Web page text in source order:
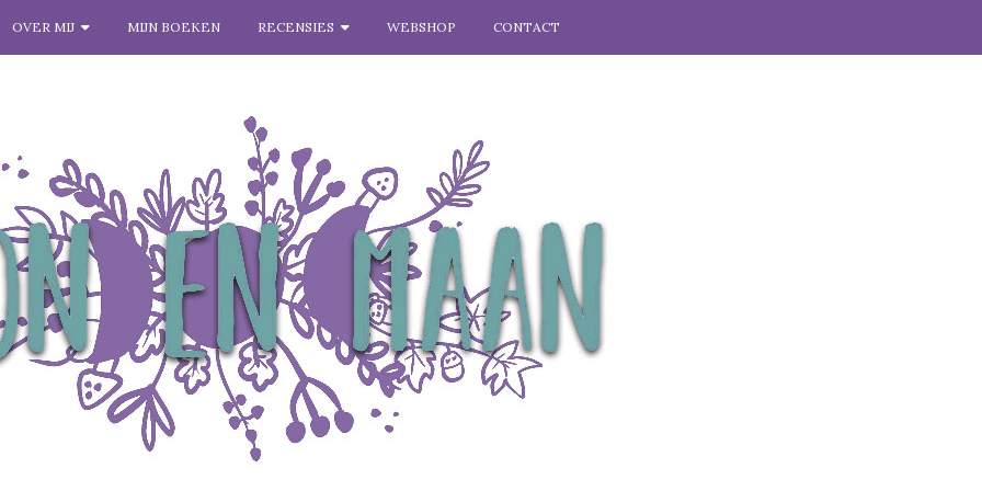
OVER MIJ MIJN BOEKEN RECENSIES WEBSHOP CONTACT